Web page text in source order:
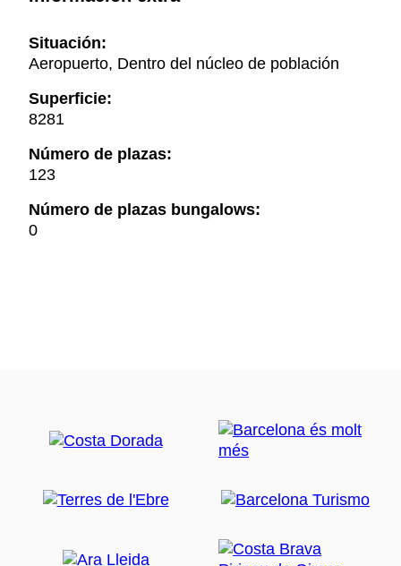
Situación:
Aeropuerto, Dentro del núcleo de población
Superficie:
8281
Número de plazas:
123
Número de plazas bungalows:
0